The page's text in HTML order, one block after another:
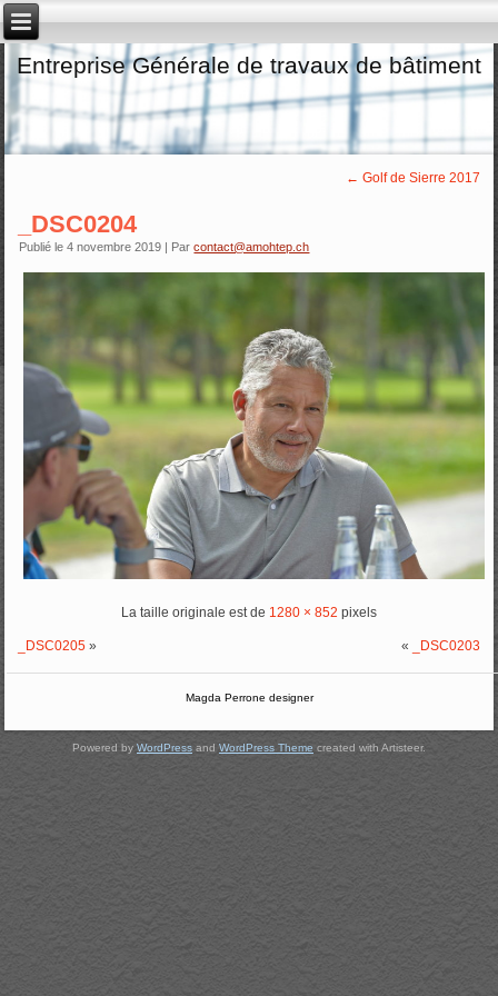
Entreprise Générale de travaux de bâtiment
← Golf de Sierre 2017
_DSC0204
Publié le 4 novembre 2019 | Par contact@amohtep.ch
La taille originale est de 1280 × 852 pixels
_DSC0205 » « _DSC0203
Magda Perrone designer
Powered by WordPress and WordPress Theme created with Artisteer.